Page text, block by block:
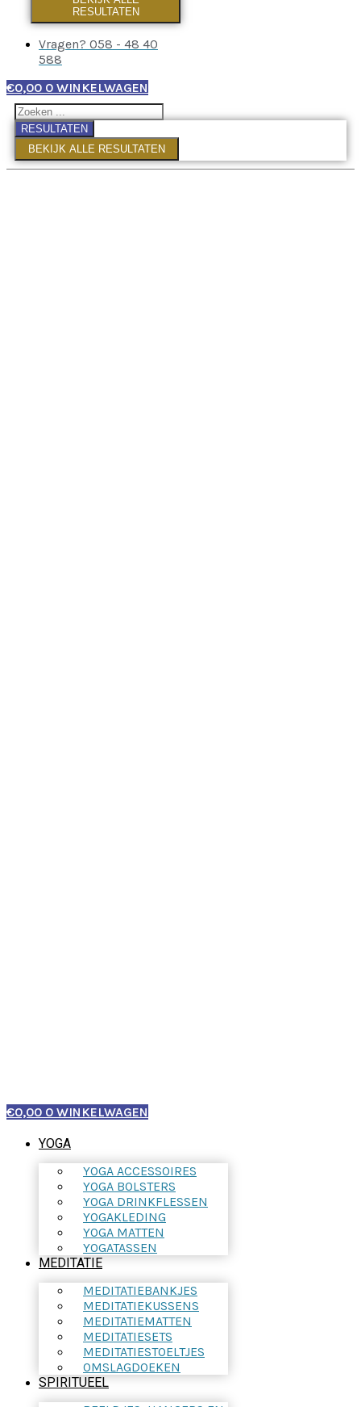
RESULTATEN
Vragen? 058 - 48 40
588
€0,00 0 WINKELWAGEN
RESULTATEN
BEKIJK ALLE RESULTATEN
€0,00 0 WINKELWAGEN
YOGA
YOGA ACCESSOIRES
YOGA BOLSTERS
YOGA DRINKFLESSEN
YOGAKLEDING
YOGA MATTEN
YOGATASSEN
MEDITATIE
MEDITATIEBANKJES
MEDITATIEKUSSENS
MEDITATIEMATTEN
MEDITATIESETS
MEDITATIESTOELTJES
OMSLAGDOEKEN
SPIRITUEEL